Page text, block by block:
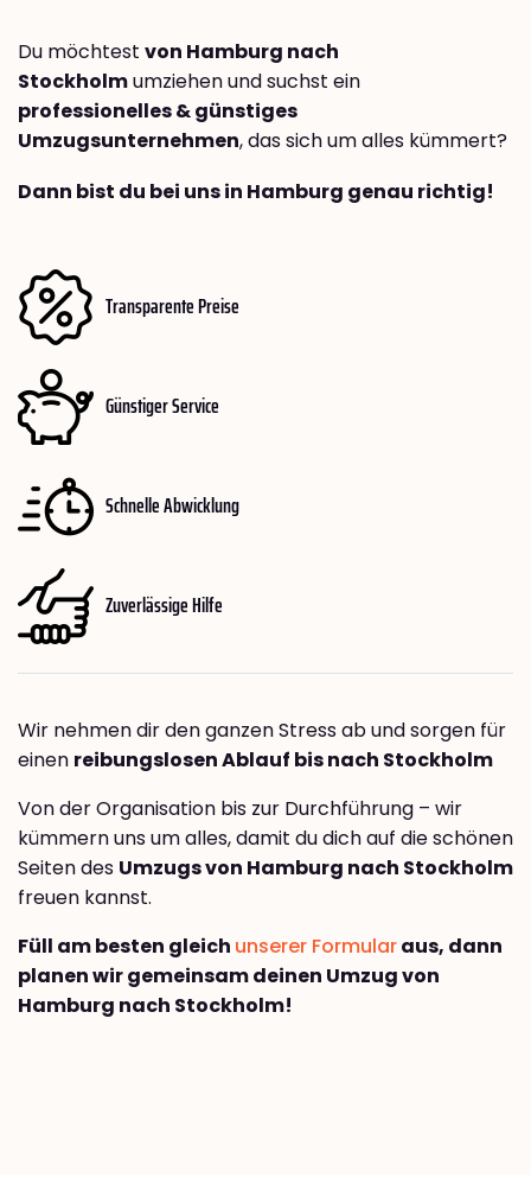
Du möchtest von Hamburg nach
Stockholmumziehen und suchst ein
professionelles & günstiges
Umzugsunternehmen, das sich um alles kümmert?
Dann bist du bei uns in Hamburg genau richtig!
Transparente Preise
Günstiger Service
Schnelle Abwicklung
Zuverlässige Hilfe
Wir nehmen dir den ganzen Stress ab und sorgen für
einen reibungslosen Ablauf bis nach Stockholm
Von der Organisation bis zur Durchführung – wir
kümmern uns um alles, damit du dich auf die schönen
Seiten des Umzugs von Hamburg nach Stockholm
freuen kannst.
Füll am besten gleich unserer Formularaus, dann
planen wir gemeinsam deinen Umzug von
Hamburg nach Stockholm!